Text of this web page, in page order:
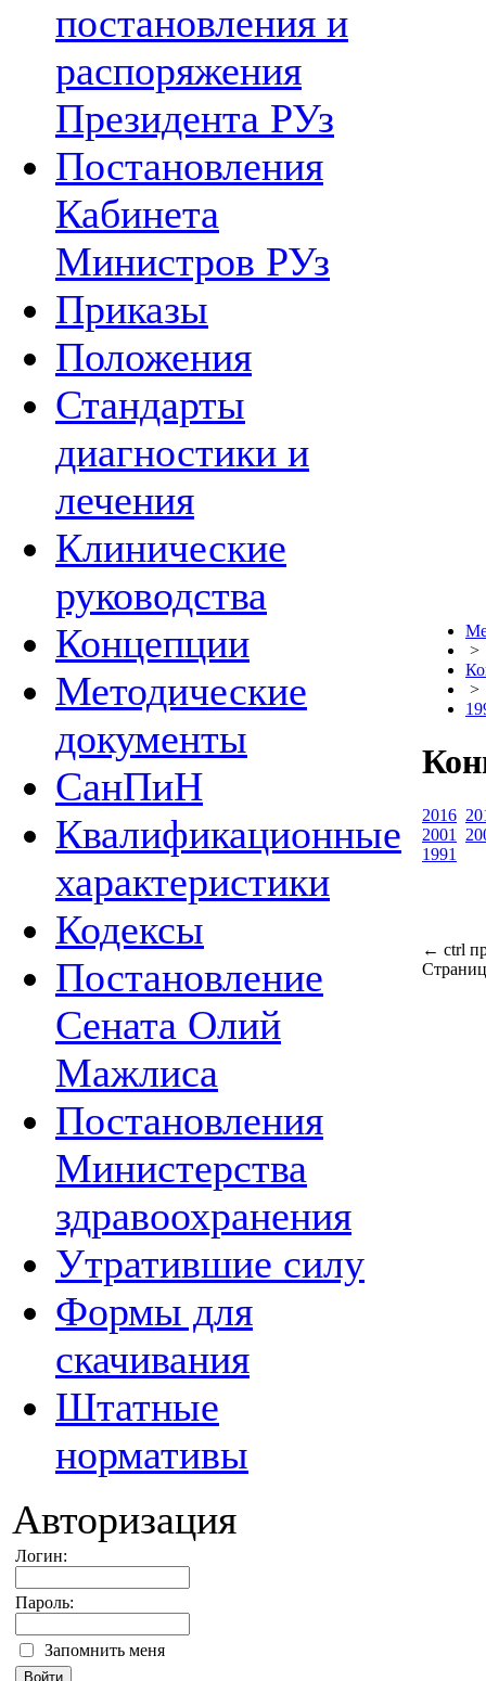
постановления и
распоряжения
Президента РУз
Постановления
Кабинета
Министров РУз
Приказы
Положения
Стандарты
диагностики и
лечения
Клинические
руководства
Концепции
Методические
документы
СанПиН
Квалификационные
характеристики
Кодексы
Постановление
Сената Олий
Мажлиса
Постановления
Министерства
здравоохранения
Утратившие силу
Формы для
скачивания
Штатные
нормативы
Авторизация
Логин:
Пароль:
Запомнить меня
>
>
2016
2001
1991
← ctrl